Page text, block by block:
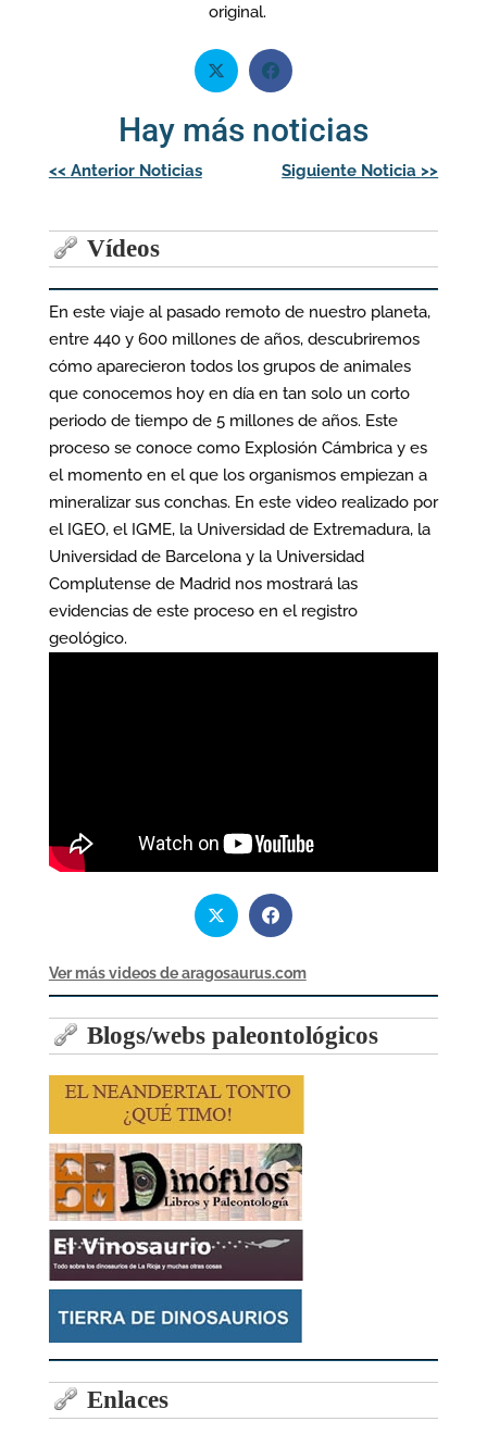
original.
Hay más noticias
Navegación
de
<< Anterior Noticias Siguiente Noticia >>
Vídeos
En este viaje al pasado remoto de nuestro planeta,
entre 440 y 600 millones de años, descubriremos
cómo aparecieron todos los grupos de animales
que conocemos hoy en día en tan solo un corto
periodo de tiempo de 5 millones de años. Este
proceso se conoce como Explosión Cámbrica y es
el momento en el que los organismos empiezan a
mineralizar sus conchas. En este video realizado por
el IGEO, el IGME, la Universidad de Extremadura, la
Universidad de Barcelona y la Universidad
Complutense de Madrid nos mostrará las
evidencias de este proceso en el registro
geológico.
Ver más videos de aragosaurus.com
Blogs/webs paleontológicos
Enlaces